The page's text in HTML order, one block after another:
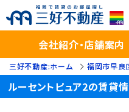
会社紹介・店舗案内
三好不動産:ホーム 福岡市早良
ルーセントピュア2の賃貸